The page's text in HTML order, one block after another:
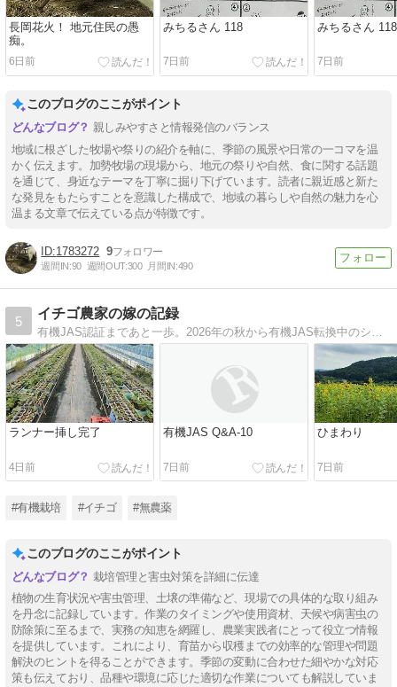
長岡花火！ 地元住民の愚
痴。
6日前
みちるさん 118
7日前
みちるさん 118
7日前
このブログのここがポイント
親しみやすさと情報発信のバランス
地域に根ざした牧場や祭りの紹介を軸に、季節の風景や日常の一コマを温
かく伝えます。加勢牧場の現場から、地元の祭りや自然、食に関する話題
を通じて、身近なテーマを丁寧に掘り下げています。読者に親近感と新た
な発見をもたらすことを意識した構成で、地域の暮らしや自然の魅力を心
温まる文章で伝えている点が特徴です。
1783272 9
週間IN:90 週間OUT:300 月間IN:490
5
イチゴ農家の嫁の記録
ランナー挿し完了
4日前
有機JAS Q&A-10
7日前
ひまわり
7日前
#有機栽培 #イチゴ #無農薬
このブログのここがポイント
栽培管理と害虫対策を詳細に伝達
植物の生育状況や害虫管理、土壌の準備など、現場での具体的な取り組み
を丹念に記録しています。作業のタイミングや使用資材、天候や病害虫の
防除策に至るまで、実務の知恵を網羅し、農業実践者にとって役立つ情報
を提供しています。これにより、育苗から収穫までの効率的な管理や問題
解決のヒントを得ることができます。季節の変動に合わせた細やかな対応
策も伝えており、品種や環境に応じた適切な作業についても解説していま